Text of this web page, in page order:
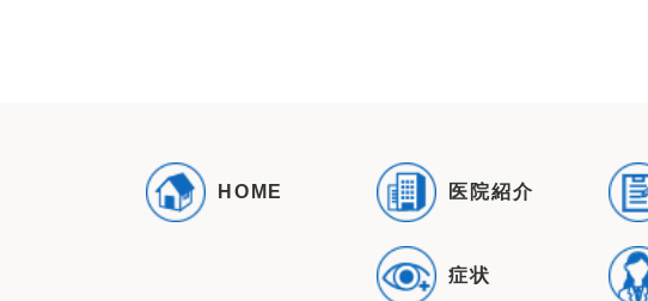
HOME 医院紹介
症状